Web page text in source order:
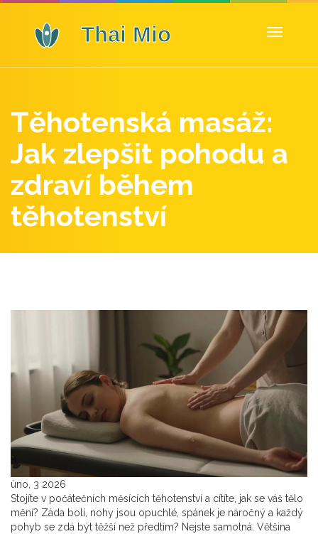
Zobrazit
Těhotenská masáž:
Jak zlepšit pohodu a
zdraví během
těhotenství
úno, 3 2026
Stojíte v počátečních měsících těhotenství a cítíte, jak se váš tělo
mění? Záda bolí, nohy jsou opuchlé, spánek je náročný a každý
pohyb se zdá být těžší než předtím? Nejste samotná. Většina